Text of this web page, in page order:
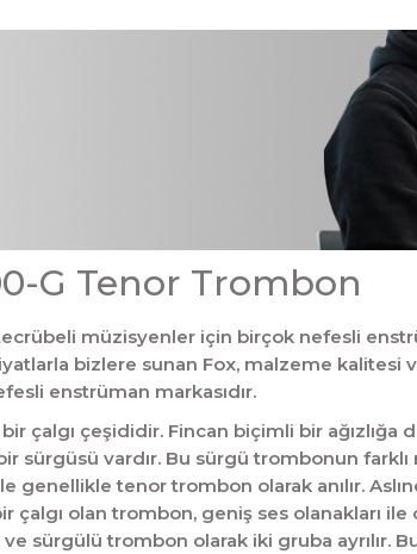
G Tenor Trombon
müzisyenler için birçok nefesli
bizlere sunan Fox, malzeme kalitesi
enstrüman markasıdır.
çalgı çeşididir. Fincan biçimli bir ağızlığa
sürgüsü vardır. Bu sürgü trombonun farklı
genellikle tenor trombon olarak anılır.
çalgı olan trombon, geniş ses olanakları
sürgülü trombon olarak iki gruba ayrılır.